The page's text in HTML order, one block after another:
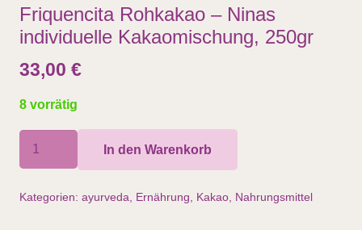
Friquencita Rohkakao – Ninas
individuelle Kakaomischung, 250gr
33,00 €
8 vorrätig
Rohkakao
Ninas
In den Warenkorb
Kategorien: ayurveda Ernährung Kakao Nahrungsmittel